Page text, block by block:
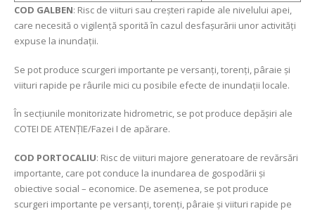
COD GALBEN: Risc de viituri sau creşteri rapide ale nivelului apei,
care necesită o vigilență sporită în cazul desfașurării unor activități
expuse la inundații.
Se pot produce scurgeri importante pe versanți, torenți, pâraie și
viituri rapide pe râurile mici cu posibile efecte de inundații locale.
În secțiunile monitorizate hidrometric, se pot produce depășiri ale
COTEI DE ATENȚIE/Fazei I de apărare.
COD PORTOCALIU: Risc de viituri majore generatoare de revărsări
importante, care pot conduce la inundarea de gospodării şi
obiective social – economice. De asemenea, se pot produce
scurgeri importante pe versanți, torenți, pâraie și viituri rapide pe